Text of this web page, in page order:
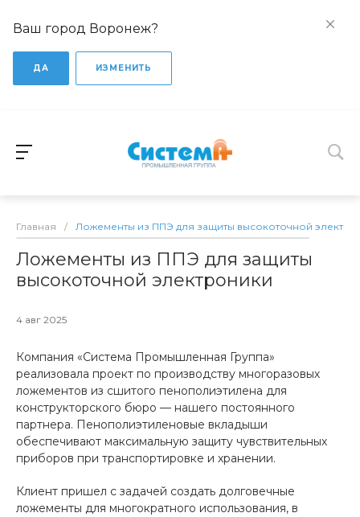
Ваш город Воронеж?
ДА ИЗМЕНИТЬ
Главная / Ложементы из ППЭ для защиты высокоточной
Ложементы из ППЭ для защиты
высокоточной электроники
4 авг 2025
Компания «Система Промышленная Группа»
реализовала проект по производству многоразовых
ложементов из сшитого пенополиэтилена для
конструкторского бюро — нашего постоянного
партнера. Пенополиэтиленовые вкладыши
обеспечивают максимальную защиту чувствительных
приборов при транспортировке и хранении.
Клиент пришел с задачей создать долговечные
ложементы для многократного использования, в